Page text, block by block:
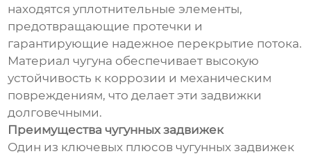
находятся уплотнительные элементы,
предотвращающие протечки и
гарантирующие надежное перекрытие потока.
Материал чугуна обеспечивает высокую
устойчивость к коррозии и механическим
повреждениям, что делает эти задвижки
долговечными.
Преимущества чугунных задвижек
Один из ключевых плюсов чугунных задвижек